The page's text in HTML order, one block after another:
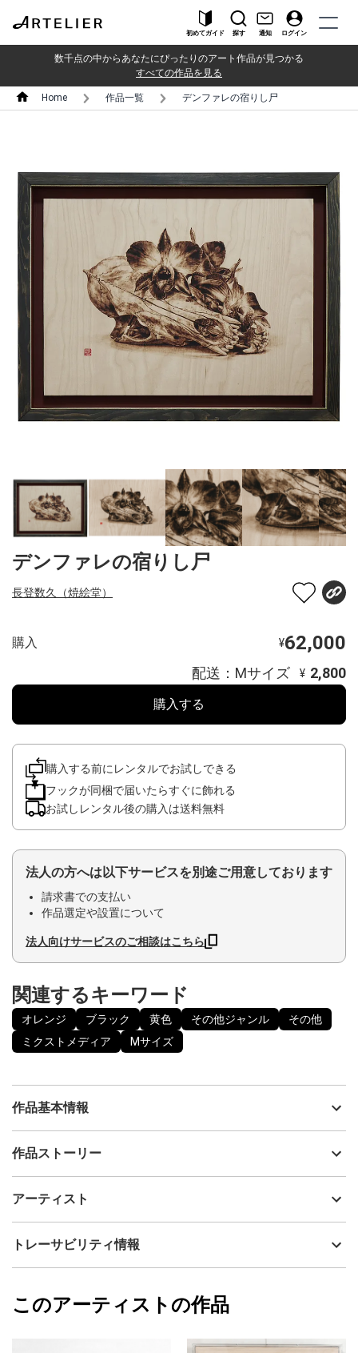
初めてガイド 探す 通知 ログイン
数千点の中からあなたにぴったりのアート作品が見つかる
すべての作品を見る
Home 作品一覧 デンファレの宿りし尸
デンファレの宿りし尸
長登数久（焼絵堂）
購入 ¥62,000
配送：Mサイズ ¥ 2,800
購入する
購入する前にレンタルでお試しできる
フックが同梱で届いたらすぐに飾れる
お試しレンタル後の購入は送料無料
法人の方へは以下サービスを別途ご用意しております
請求書での支払い
作品選定や設置について
法人向けサービスのご相談はこちら
関連するキーワード
オレンジ ブラック 黄色 その他ジャンル
その他
ミクストメディア
Mサイズ
作品基本情報
出品者
制作年
ミクストメディア
カラー
オレンジ
作品ストーリー
りに焼きゴテやバーナーを使い、木・紙・革などに焼き込みま
め、同じ作品は二つと出来ません。
・お客様のご使用頂いているパソコンや携帯の画面によって、実
アーティスト
長登数久（焼絵堂）
フォローする
トレーサビリティ情報
長登数久（焼絵堂）
このアーティストの作品